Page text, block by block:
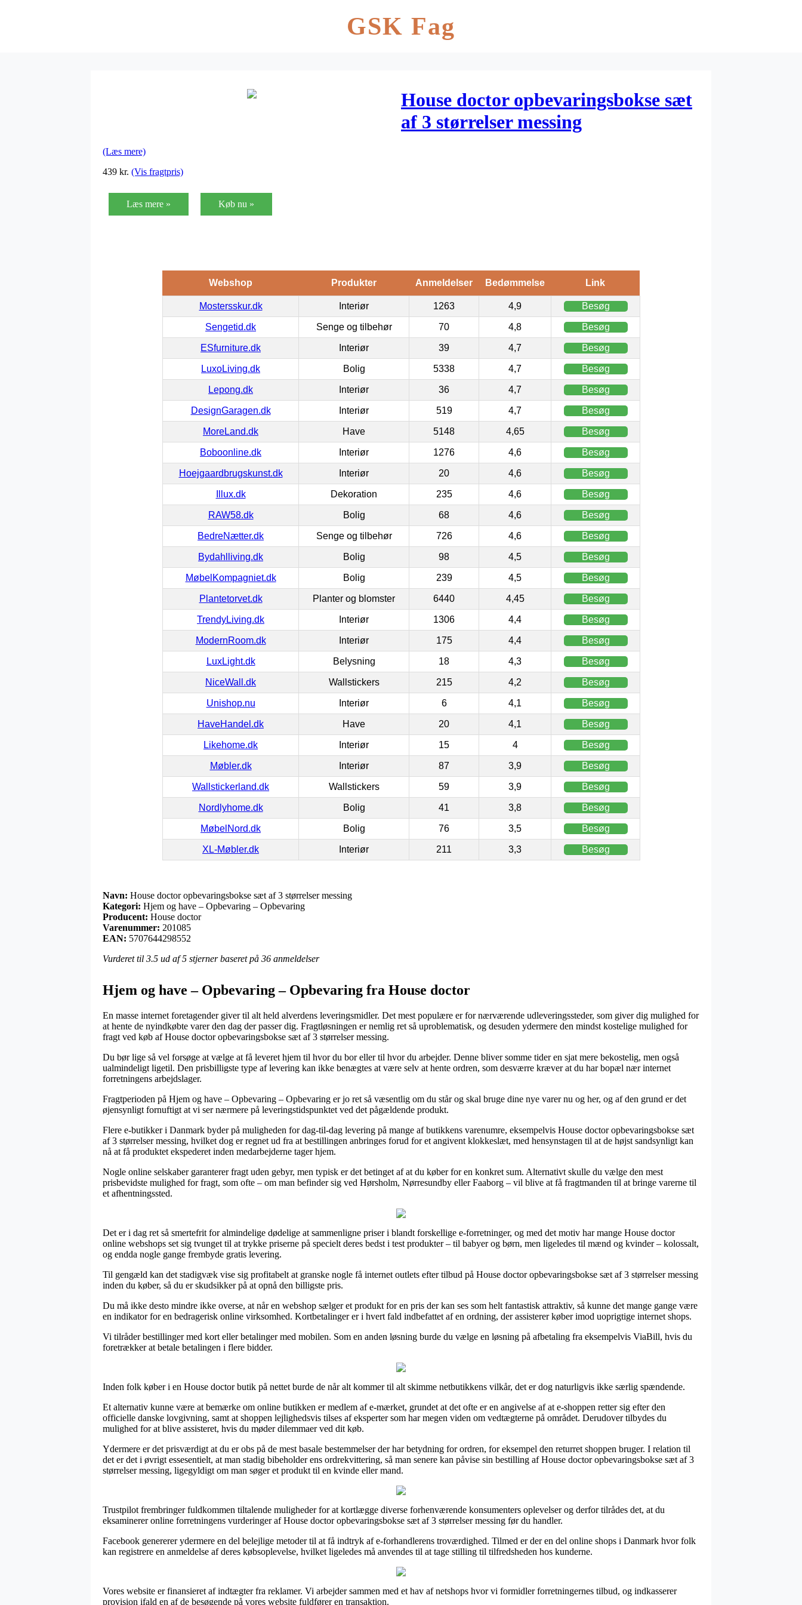
GSK Fag
House doctor opbevaringsbokse sæt
af 3 størrelser messing
(Læs mere)
439 kr. (Vis fragtpris)
Læs mere » Køb nu »
Webshop Produkter Anmeldelser Bedømmelse Link
Mostersskur.dk Interiør 1263 4,9 Besøg
Sengetid.dk Senge og tilbehør 70 4,8 Besøg
ESfurniture.dk Interiør 39 4,7 Besøg
LuxoLiving.dk Bolig 5338 4,7 Besøg
Lepong.dk Interiør 36 4,7 Besøg
DesignGaragen.dk Interiør 519 4,7 Besøg
MoreLand.dk Have 5148 4,65 Besøg
Boboonline.dk Interiør 1276 4,6 Besøg
Hoejgaardbrugskunst.dk Interiør 20 4,6 Besøg
Illux.dk Dekoration 235 4,6 Besøg
RAW58.dk Bolig 68 4,6 Besøg
BedreNætter.dk Senge og tilbehør 726 4,6 Besøg
Bydahlliving.dk Bolig 98 4,5 Besøg
MøbelKompagniet.dk Bolig 239 4,5 Besøg
Plantetorvet.dk Planter og blomster 6440 4,45 Besøg
TrendyLiving.dk Interiør 1306 4,4 Besøg
ModernRoom.dk Interiør 175 4,4 Besøg
LuxLight.dk Belysning 18 4,3 Besøg
NiceWall.dk Wallstickers 215 4,2 Besøg
Unishop.nu Interiør 6 4,1 Besøg
HaveHandel.dk Have 20 4,1 Besøg
Likehome.dk Interiør 15 4 Besøg
Møbler.dk Interiør 87 3,9 Besøg
Wallstickerland.dk Wallstickers 59 3,9 Besøg
Nordlyhome.dk Bolig 41 3,8 Besøg
MøbelNord.dk Bolig 76 3,5 Besøg
XL-Møbler.dk Interiør 211 3,3 Besøg
Navn: House doctor opbevaringsbokse sæt af 3 størrelser messing
Kategori: Hjem og have – Opbevaring – Opbevaring
Producent: House doctor
Varenummer: 201085
EAN: 5707644298552
Vurderet til 3.5 ud af 5 stjerner baseret på 36 anmeldelser
Hjem og have – Opbevaring – Opbevaring fra House doctor
En masse internet foretagender giver til alt held alverdens leveringsmidler. Det mest populære er for nærværende udleveringssteder, som giver dig mulighed for
at hente de nyindkøbte varer den dag der passer dig. Fragtløsningen er nemlig ret så uproblematisk, og desuden ydermere den mindst kostelige mulighed for
fragt ved køb af House doctor opbevaringsbokse sæt af 3 størrelser messing.
Du bør lige så vel forsøge at vælge at få leveret hjem til hvor du bor eller til hvor du arbejder. Denne bliver somme tider en sjat mere bekostelig, men også
ualmindeligt ligetil. Den prisbilligste type af levering kan ikke benægtes at være selv at hente ordren, som desværre kræver at du har bopæl nær internet
forretningens arbejdslager.
Fragtperioden på Hjem og have – Opbevaring – Opbevaring er jo ret så væsentlig om du står og skal bruge dine nye varer nu og her, og af den grund er det
øjensynligt fornuftigt at vi ser nærmere på leveringstidspunktet ved det pågældende produkt.
Flere e-butikker i Danmark byder på muligheden for dag-til-dag levering på mange af butikkens varenumre, eksempelvis House doctor opbevaringsbokse sæt
af 3 størrelser messing, hvilket dog er regnet ud fra at bestillingen anbringes forud for et angivent klokkeslæt, med hensynstagen til at de højst sandsynligt kan
nå at få produktet ekspederet inden medarbejderne tager hjem.
Nogle online selskaber garanterer fragt uden gebyr, men typisk er det betinget af at du køber for en konkret sum. Alternativt skulle du vælge den mest
prisbevidste mulighed for fragt, som ofte – om man befinder sig ved Hørsholm, Nørresundby eller Faaborg – vil blive at få fragtmanden til at bringe varerne til
et afhentningssted.
Det er i dag ret så smertefrit for almindelige dødelige at sammenligne priser i blandt forskellige e-forretninger, og med det motiv har mange House doctor
online webshops set sig tvunget til at trykke priserne på specielt deres bedst i test produkter – til babyer og børn, men ligeledes til mænd og kvinder – kolossalt,
og endda nogle gange frembyde gratis levering.
Til gengæld kan det stadigvæk vise sig profitabelt at granske nogle få internet outlets efter tilbud på House doctor opbevaringsbokse sæt af 3 størrelser messing
inden du køber, så du er skudsikker på at opnå den billigste pris.
Du må ikke desto mindre ikke overse, at når en webshop sælger et produkt for en pris der kan ses som helt fantastisk attraktiv, så kunne det mange gange være
en indikator for en bedragerisk online virksomhed. Kortbetalinger er i hvert fald indbefattet af en ordning, der assisterer køber imod uoprigtige internet shops.
Vi tilråder bestillinger med kort eller betalinger med mobilen. Som en anden løsning burde du vælge en løsning på afbetaling fra eksempelvis ViaBill, hvis du
foretrækker at betale betalingen i flere bidder.
Inden folk køber i en House doctor butik på nettet burde de når alt kommer til alt skimme netbutikkens vilkår, det er dog naturligvis ikke særlig spændende.
Et alternativ kunne være at bemærke om online butikken er medlem af e-mærket, grundet at det ofte er en angivelse af at e-shoppen retter sig efter den
officielle danske lovgivning, samt at shoppen lejlighedsvis tilses af eksperter som har megen viden om vedtægterne på området. Derudover tilbydes du
mulighed for at blive assisteret, hvis du møder dilemmaer ved dit køb.
Ydermere er det prisværdigt at du er obs på de mest basale bestemmelser der har betydning for ordren, for eksempel den returret shoppen bruger. I relation til
det er det i øvrigt essesentielt, at man stadig bibeholder ens ordrekvittering, så man senere kan påvise sin bestilling af House doctor opbevaringsbokse sæt af 3
størrelser messing, ligegyldigt om man søger et produkt til en kvinde eller mand.
Trustpilot frembringer fuldkommen tiltalende muligheder for at kortlægge diverse forhenværende konsumenters oplevelser og derfor tilrådes det, at du
eksaminerer online forretningens vurderinger af House doctor opbevaringsbokse sæt af 3 størrelser messing før du handler.
Facebook genererer ydermere en del belejlige metoder til at få indtryk af e-forhandlerens troværdighed. Tilmed er der en del online shops i Danmark hvor folk
kan registrere en anmeldelse af deres købsoplevelse, hvilket ligeledes må anvendes til at tage stilling til tilfredsheden hos kunderne.
Vores website er finansieret af indtægter fra reklamer. Vi arbejder sammen med et hav af netshops hvor vi formidler forretningernes tilbud, og indkasserer
provision ifald en af de besøgende på vores website fuldfører en transaktion.